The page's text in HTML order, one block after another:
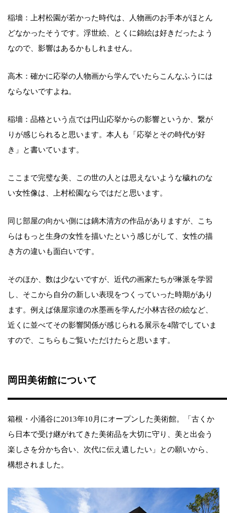
稲墻：上村松園が若かった時代は、人物画のお手本がほとん
どなかったそうです。浮世絵、とくに錦絵は好きだったよう
なので、影響はあるかもしれません。
高木：確かに応挙の人物画から学んでいたらこんなふうには
ならないですよね。
稲墻：品格という点では円山応挙からの影響というか、繋が
りが感じられると思います。本人も「応挙とその時代が好
き」と書いています。
ここまで完璧な美、この世の人とは思えないような穢れのな
い女性像は、上村松園ならではだと思います。
同じ部屋の向かい側には鏑木清方の作品がありますが、こち
らはもっと生身の女性を描いたという感じがして、女性の描
き方の違いも面白いです。
そのほか、数は少ないですが、近代の画家たちが琳派を学習
し、そこから自分の新しい表現をつくっていった時期があり
ます。例えば俵屋宗達の水墨画を学んだ小林古径の絵など、
近くに並べてその影響関係が感じられる展示を4階でしていま
すので、こちらもご覧いただけたらと思います。
岡田美術館について
箱根・小涌谷に2013年10月にオープンした美術館。「古くか
ら日本で受け継がれてきた美術品を大切に守り、美と出会う
楽しさを分かち合い、次代に伝え遺したい」との願いから、
構想されました。